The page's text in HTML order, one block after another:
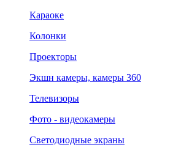
Караоке
Колонки
Проекторы
Экшн камеры, камеры 360
Телевизоры
Фото - видеокамеры
Светодиодные экраны